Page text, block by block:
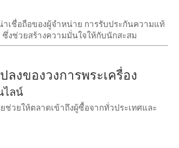
ชื่อถือของผู้จำหน่าย การรับประกันความแท้
ซึ่งช่วยสร้างความมั่นใจให้กับนักสะสม
งของวงการพระเครื่อง
ไลน์
วยให้ตลาดเข้าถึงผู้ซื้อจากทั่วประเทศและ